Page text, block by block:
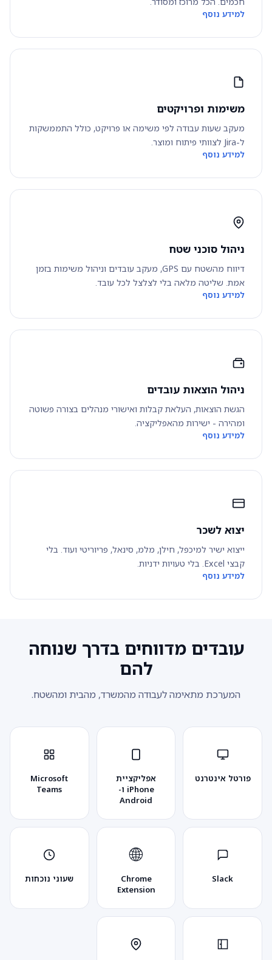
למידע נוסף
משימות ופרויקטים
מעקב שעות עבודה לפי משימה או פרויקט, כולל התממשקות
ל-Jira לצוותי פיתוח ומוצר.
למידע נוסף
ניהול סוכני שטח
דיווח מהשטח עם GPS, מעקב עובדים וניהול משימות בזמן
אמת. שליטה מלאה בלי לצלצל לכל עובד.
למידע נוסף
ניהול הוצאות עובדים
הגשת הוצאות, העלאת קבלות ואישורי מנהלים בצורה פשוטה
ומהירה - ישירות מהאפליקציה.
למידע נוסף
יצוא לשכר
ייצוא ישיר למיכפל, חילן, מלמ, סינאל, פריוריטי ועוד. בלי
קבצי Excel. בלי טעויות ידניות.
למידע נוסף
עובדים מדווחים בדרך שנוחה
להם
המערכת מתאימה לעבודה מהמשרד, מהבית ומהשטח.
פורטל אינטרנט
אפליקציית
iPhone ו-
Android
Microsoft
Teams
Slack
🌐
Chrome
Extension
שעוני נוכחות